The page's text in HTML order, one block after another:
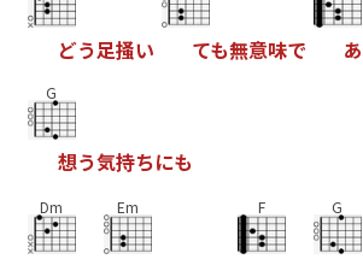
どう足掻い ても無意味で あ
G
想う気持ちにも
Dm Em F G